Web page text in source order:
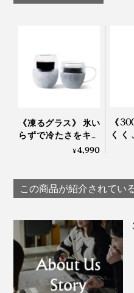
《凍るグラス》 氷い
らずで冷たさをキー
プする「アイスクイ
¥4,990
《
くく
OK
｜
この商品が紹介されてい